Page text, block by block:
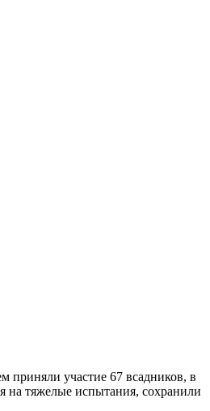
приняли участие 67 всадников, в
на тяжелые испытания, сохранили